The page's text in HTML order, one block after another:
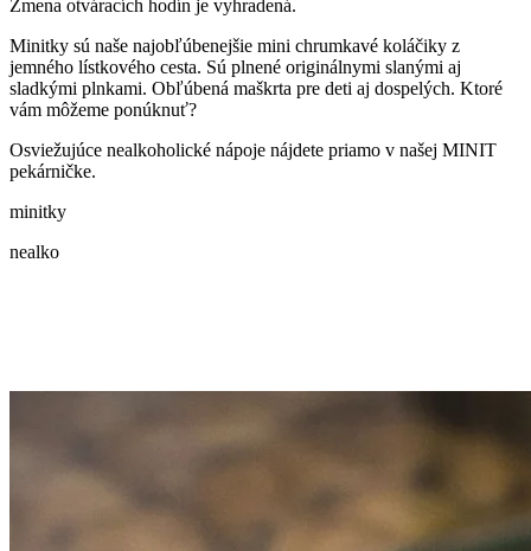
Zmena otváracích hodín je vyhradená.
Minitky sú naše najobľúbenejšie mini chrumkavé koláčiky z
jemného lístkového cesta. Sú plnené originálnymi slanými aj
sladkými plnkami. Obľúbená maškrta pre deti aj dospelých. Ktoré
vám môžeme ponúknuť?
Osviežujúce nealkoholické nápoje nájdete priamo v našej MINIT
pekárničke.
minitky
nealko